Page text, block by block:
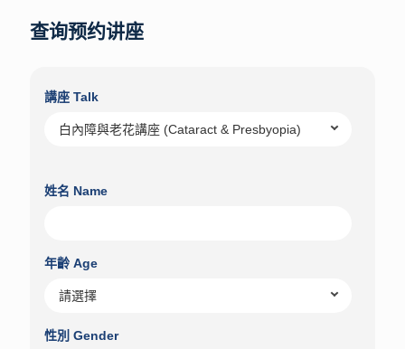
查询预约讲座
講座 Talk
姓名 Name
年齡 Age
性別 Gender